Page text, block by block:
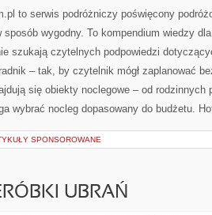
to serwis podróżniczy poświęcony
sposób wygodny. To kompendium wiedzy
szukają czytelnych podpowiedzi
– tak, by czytelnik mógł zaplanować
się obiekty noclegowe – od
wybrać nocleg dopasowany do budżetu.
SPONSOROWANE
UBRAŃ